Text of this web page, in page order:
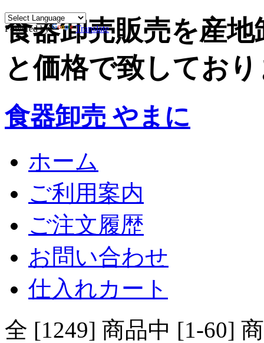
Powered by Translate
食器卸売販売を産
と価格で致してお
食器卸売 やまに
ホーム
ご利用案内
ご注文履歴
お問い合わせ
仕入れカート
全 [1249] 商品中 [1-60]